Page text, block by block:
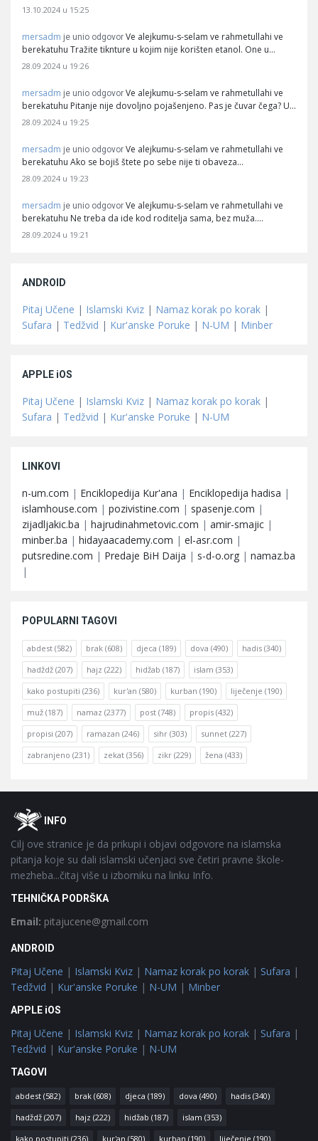
13.10.2024 u 15:25
mersadm je unio odgovor Ve alejkumu-s-selam ve rahmetullahi ve
berekatuhu Tražite tiknture u kojim nije korišten etanol. One u…
28.09.2024 u 19:26
mersadm je unio odgovor Ve alejkumu-s-selam ve rahmetullahi ve
berekatuhu Pitanje nije dovoljno pojašenjeno. Pas je čuvar čega? U…
28.09.2024 u 19:25
mersadm je unio odgovor Ve alejkumu-s-selam ve rahmetullahi ve
berekatuhu Ako se bojiš štete po sebe nije ti obaveza…
28.09.2024 u 19:23
mersadm je unio odgovor Ve alejkumu-s-selam ve rahmetullahi ve
berekatuhu Ne treba da ide kod roditelja sama, bez muža.…
28.09.2024 u 19:21
ANDROID
Pitaj Učene | Islamski Kviz | Namaz korak po korak |
Sufara | Tedžvid | Kur'anske Poruke | N-UM | Minber
APPLE iOS
Pitaj Učene | Islamski Kviz | Namaz korak po korak |
Sufara | Tedžvid | Kur'anske Poruke | N-UM
LINKOVI
n-um.com | Enciklopedija Kur'ana | Enciklopedija hadisa |
islamhouse.com | pozivistine.com | spasenje.com |
zijadljakic.ba | hajrudinahmetovic.com | amir-smajic |
minber.ba | hidayaacademy.com | el-asr.com |
putsredine.com | Predaje BiH Daija | s-d-o.org | namaz.ba
|
POPULARNI TAGOVI
abdest (582) brak (608) djeca (189) dova (490) hadis (340)
hadždž (207) hajz (222) hidžab (187) islam (353)
kako postupiti (236) kur'an (580) kurban (190) liječenje (190)
muž (187) namaz (2377) post (748) propis (432)
propisi (207) ramazan (246) sihr (303) sunnet (227)
zabranjeno (231) zekat (356) zikr (229) žena (433)
FooterOINFO
Cilj ove stranice je da prikupi i objavi odgovore na islamska
pitanja koje su dali islamski učenjaci sve četiri pravne škole-
mezheba...čitaj više u izborniku na linku Info.
TEHNIČKA PODRŠKA
Email: pitajucene@gmail.com
ANDROID
Pitaj Učene | Islamski Kviz | Namaz korak po korak | Sufara |
Tedžvid | Kur'anske Poruke | N-UM | Minber
APPLE iOS
Pitaj Učene | Islamski Kviz | Namaz korak po korak | Sufara |
Tedžvid | Kur'anske Poruke | N-UM
TAGOVI
abdest (582) brak (608) djeca (189) dova (490) hadis (340)
hadždž (207) hajz (222) hidžab (187) islam (353)
kako postupiti (236) kur'an (580) kurban (190) liječenje (190)